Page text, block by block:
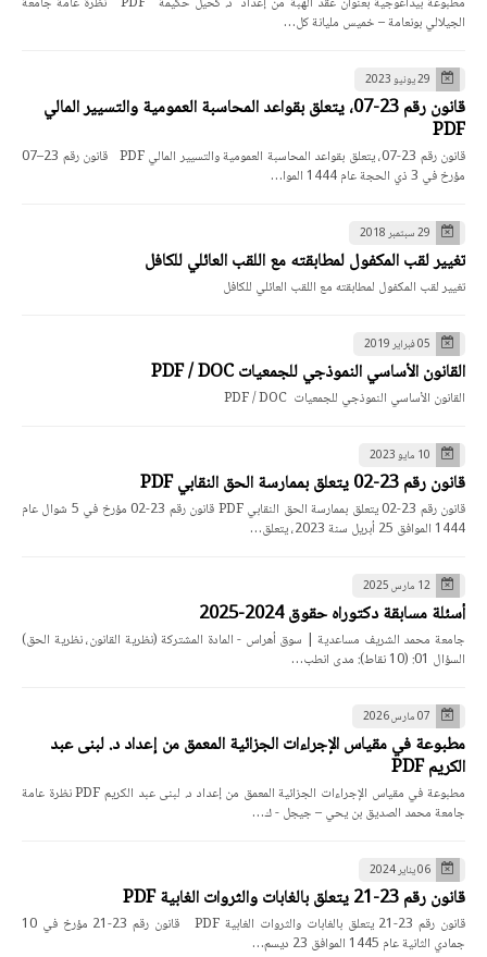
الجيلالي بونعامة – خميس مليانة كل…
29 يونيو 2023
قانون رقم 23-07، يتعلق بقواعد المحاسبة العمومية والتسيير المالي
PDF
قانون رقم 23-07، يتعلق بقواعد المحاسبة العمومية والتسيير المالي PDF قانون رقم 23–07
مؤرخ في 3 ذي الحجة عام 1444 الموا…
29 سبتمبر 2018
تغيير لقب المكفول لمطابقته مع اللقب العائلي للكافل
تغيير لقب المكفول لمطابقته مع اللقب العائلي للكافل
05 فبراير 2019
القانون الأساسي النموذجي للجمعيات PDF / DOC
القانون الأساسي النموذجي للجمعيات PDF / DOC
10 مايو 2023
قانون رقم 23-02 يتعلق بممارسة الحق النقابي PDF
قانون رقم 23-02 يتعلق بممارسة الحق النقابي PDF قانون رقم 23-02 مؤرخ في 5 شوال عام
1444 الموافق 25 أبريل سنة 2023، يتعلق…
12 مارس 2025
أسئلة مسابقة دكتوراه حقوق 2024-2025
جامعة محمد الشريف مساعدية | سوق أهراس - المادة المشتركة (نظرية القانون، نظرية الحق)
السؤال 01: (10 نقاط): مدى انطب…
07 مارس 2026
مطبوعة في مقياس الإجراءات الجزائية المعمق من إعداد د. لبنى عبد
الكريم PDF
مطبوعة في مقياس الإجراءات الجزائية المعمق من إعداد د. لبنى عبد الكريم PDF نظرة عامة
جامعة محمد الصديق بن يحي – جيجل - ك…
06 يناير 2024
قانون رقم 23-21 يتعلق بالغابات والثروات الغابية PDF
قانون رقم 23-21 يتعلق بالغابات والثروات الغابية PDF قانون رقم 23-21 مؤرخ في 10
جمادي الثانية عام 1445 الموافق 23 ديسم…